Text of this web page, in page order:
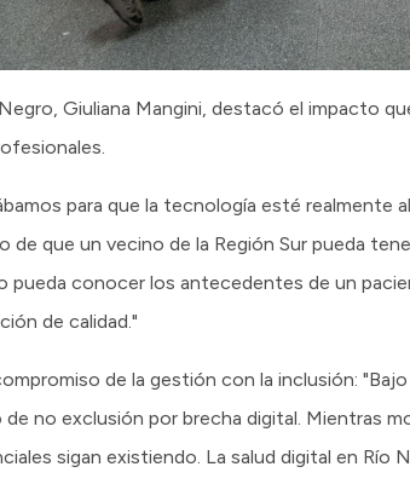
Giuliana Mangini, destacó el impacto
para que la tecnología esté realmente
de que un vecino de la Región Sur pueda
pueda conocer los antecedentes de un
de calidad."
de la gestión con la inclusión:
de no exclusión por brecha digital. Mientras
sigan existiendo. La salud digital en Río